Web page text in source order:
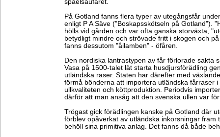
spaelsaufåret.
På Gotland fanns flera typer av utegångsfår
enligt P A Säve ("Boskapsskötseln på Gotland").
hölls vid gården och var ofta ganska storväxta,
betydligt mindre och strövade fritt i skogen och
fanns dessutom "åilamben" - öfåren.
Den nordiska lantrastypen av får förlorade sakta
Vasa på 1500-talet lät starta husdjursförädling
utländska raser. Staten har därefter med
förmå bönderna att importera utländska fårraser
ullkvaliteten och köttproduktion. Periodvis
därför att man ansåg att den svenska ullen var
Trögast gick förädlingen kanske på Gotland där
förblev opåverkat av utländska inkorsningar fram
behöll sina primitiva anlag. Det fanns då både